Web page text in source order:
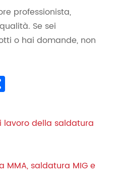
professionista,
Se sei
o hai domande, non
della saldatura
MMA, saldatura MIG e